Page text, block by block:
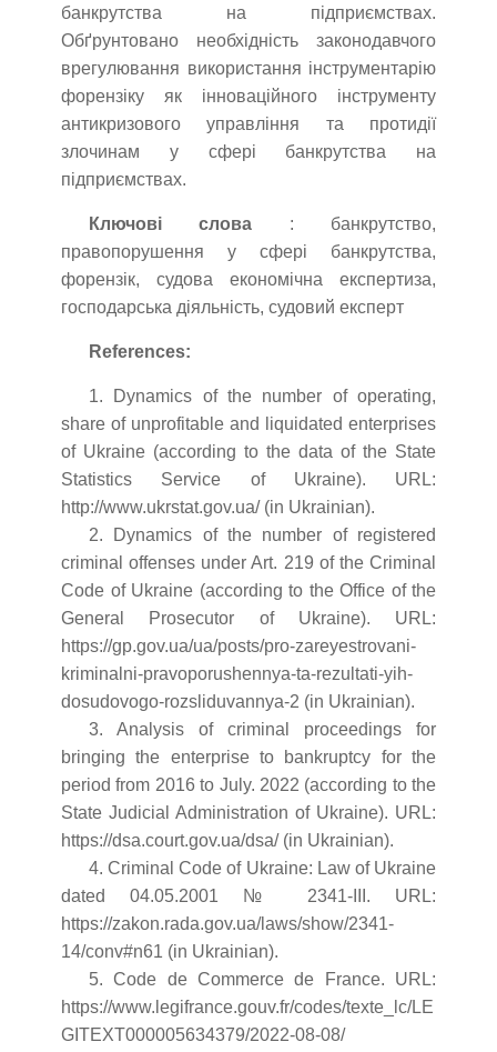
банкрутства на підприємствах.
Обґрунтовано необхідність законодавчого
врегулювання використання інструментарію
форензіку як інноваційного інструменту
антикризового управління та протидії
злочинам у сфері банкрутства на
підприємствах.
Ключові слова : банкрутство,
правопорушення у сфері банкрутства,
форензік, судова економічна експертиза,
господарська діяльність, судовий експерт
References:
1. Dynamics of the number of operating,
share of unprofitable and liquidated enterprises
of Ukraine (according to the data of the State
Statistics Service of Ukraine). URL:
http://www.ukrstat.gov.ua/ (in Ukrainian).
2. Dynamics of the number of registered
criminal offenses under Art. 219 of the Criminal
Code of Ukraine (according to the Office of the
General Prosecutor of Ukraine). URL:
https://gp.gov.ua/ua/posts/pro-zareyestrovani-
kriminalni-pravoporushennya-ta-rezultati-yih-
dosudovogo-rozsliduvannya-2 (in Ukrainian).
3. Analysis of criminal proceedings for
bringing the enterprise to bankruptcy for the
period from 2016 to July. 2022 (according to the
State Judicial Administration of Ukraine). URL:
https://dsa.court.gov.ua/dsa/ (in Ukrainian).
4. Criminal Code of Ukraine: Law of Ukraine
dated 04.05.2001 № 2341-III. URL:
https://zakon.rada.gov.ua/laws/show/2341-
14/conv#n61 (in Ukrainian).
5. Code de Commerce de France. URL:
https://www.legifrance.gouv.fr/codes/texte_lc/LE
GITEXT000005634379/2022-08-08/